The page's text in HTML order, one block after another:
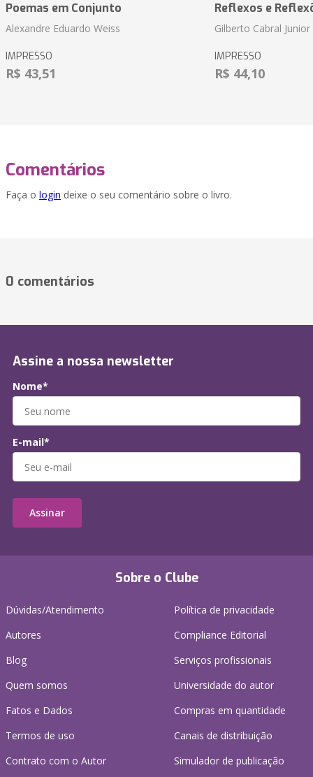
Poemas em Conjunto
Alexandre Eduardo Weiss
IMPRESSO
R$ 43,51
Reflexos e
Gilberto Cabral Junior
IMPRESSO
R$ 44,10
Comentários
Faça o login deixe o seu comentário sobre o livro.
0 comentários
Sobre o Clube
Dúvidas/Atendimento
Autores
Blog
Quem somos
Fatos e Dados
Termos de uso
Contrato com o Autor
Política de privacidade
Compliance Editorial
Serviços profissionais
Universidade do autor
Compras em quantidade
Canais de distribuição
Simulador de publicação
Assine a nossa newsletter
Nome*
E-mail*
Assinar